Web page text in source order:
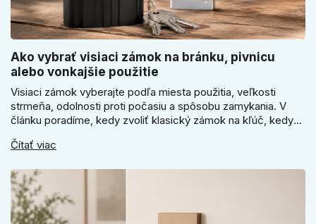
Ako vybrať visiaci zámok na bránku, pivnicu
alebo vonkajšie použitie
Visiaci zámok vyberajte podľa miesta použitia, veľkosti
strmeňa, odolnosti proti počasiu a spôsobu zamykania. V
článku poradíme, kedy zvoliť klasický zámok na kľúč, kedy
sa pri bránke, pivnici alebo záhradnom domčeku neoplatí
Čítať viac